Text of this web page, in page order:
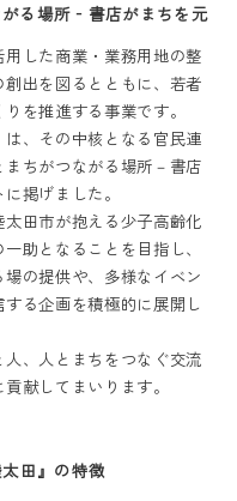
る場所‐書店がまちを元
した商業・業務用地の整
出を図るとともに、若者
を推進する事業です。
は、その中核となる官民連
ちがつながる場所－書店
掲げました。
田市が抱える少子高齢化
助となることを目指し、
の提供や、多様なイベン
る企画を積極的に展開し
、人とまちをつなぐ交流
献してまいります。
田』の特徴